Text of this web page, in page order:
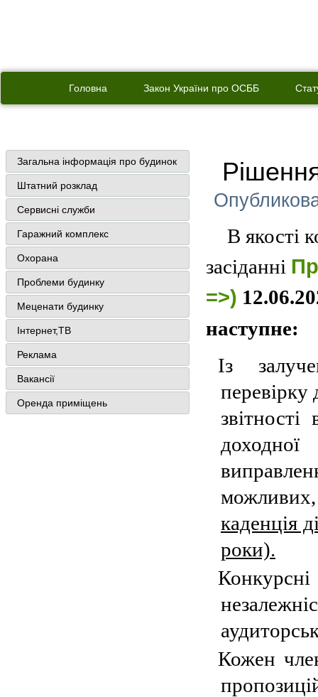
Головна Закон України про ОСББ
Загальна інформація про будинок
Штатний розклад
Сервисні служби
Гаражний комплекс
Охорана
Проблеми будинку
Меценати будинку
Інтернет,ТВ
Реклама
Вакансії
Оренда приміщень
В якості
засіданні
=>)
наступне:
Із
перевірку
каденція
роки).
Кожен